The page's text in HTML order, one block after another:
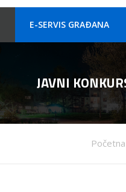
E-SERVIS GRAÐANA
JAVNI
Početna